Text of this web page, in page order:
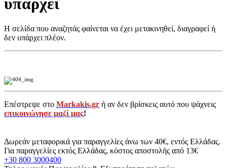
υπάρχει
Η σελίδα που αναζητάς φαίνεται να έχει μετακινηθεί, διαγραφεί ή
δεν υπάρχει πλέον.
Επέστρεψε στο Markakis.gr ή αν δεν βρίσκεις αυτό που ψάχνεις
επικοινώνησε μαζί μας!
Δωρεάν μεταφορικά για παραγγελίες άνω των 40€, εντός Ελλάδας.
Για παραγγελίες εκτός Ελλάδας, κόστος αποστολής από 13€
+30 800 3000400